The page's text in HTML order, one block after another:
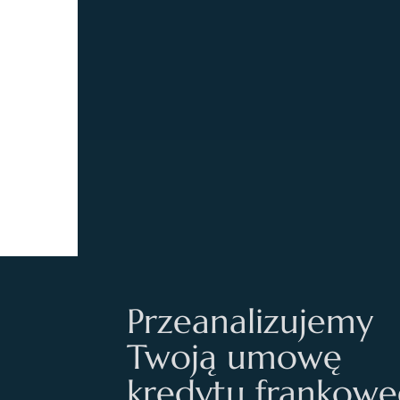
Przeanalizujemy
Twoją umowę